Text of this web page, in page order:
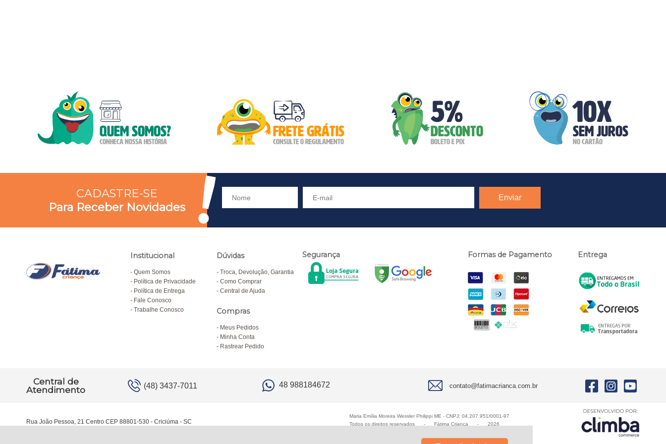
CADASTRE-SE
Para Receber Novidades
Institucional
Quem Somos
Política de Privacidade
Política de Entrega
Fale Conosco
Trabalhe Conosco
Dúvidas
Troca, Devolução, Garantia
Como Comprar
Central de Ajuda
Compras
Meus Pedidos
Minha Conta
Rastrear Pedido
Segurança Formas de Pagamento Entrega
Central de
Atendimento
(48) 3437-7011 48 988184672 contato@fatimacrianca.com.br
Rua João Pessoa, 21 Centro CEP 88801-530 - Criciúma - SC
Maria Emília Moreira Wessler Philippi ME - CNPJ: 04.207.951/0001-97
Todos os direitos reservados
- Fátima Criança - 2026